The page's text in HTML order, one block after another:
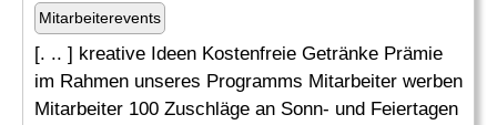
Mitarbeiterevents
[. .. ] kreative Ideen Kostenfreie Getränke Prämie
im Rahmen unseres Programms Mitarbeiter werben
Mitarbeiter 100 Zuschläge an Sonn- und Feiertagen